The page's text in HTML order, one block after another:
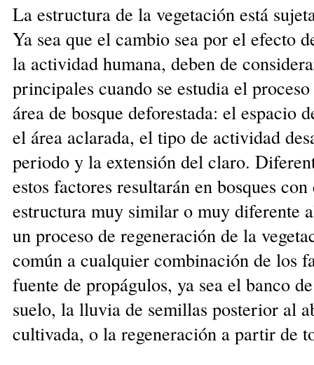
La estructura de la vegetación está
Ya sea que el cambio sea por el efecto
la actividad humana, deben de
principales cuando se estudia el
área de bosque deforestada: el espacio
el área aclarada, el tipo de actividad
periodo y la extensión del claro.
estos factores resultarán en bosques
estructura muy similar o muy diferente
un proceso de regeneración de la
común a cualquier combinación de los
fuente de propágulos, ya sea el banco
suelo, la lluvia de semillas posterior al
cultivada, o la regeneración a partir de